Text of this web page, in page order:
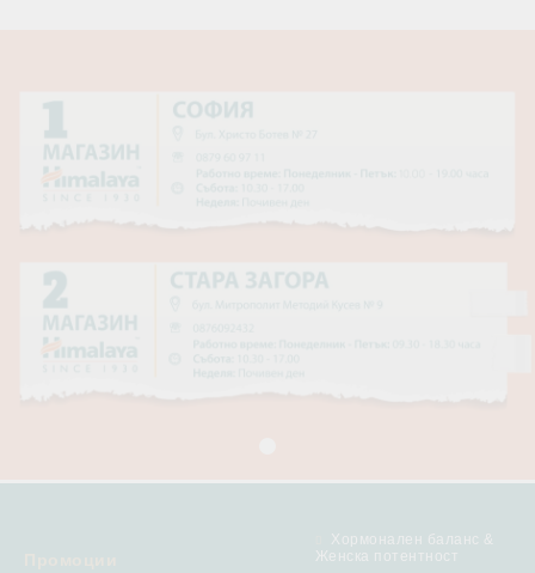
Хормонален баланс &
Женска потентност